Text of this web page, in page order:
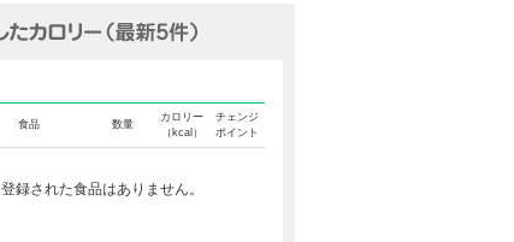
食品 数量
カロリー
（kcal）
チェンジ
ポイント
登録された食品はありません。